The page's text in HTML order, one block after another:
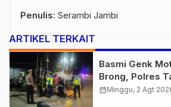
Penulis: Serambi Jambi
ARTIKEL TERKAIT
Basmi Genk
Brong, Polres
Amankan
calendar_monthMinggu, 2 Agt